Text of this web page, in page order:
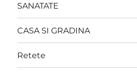
SANATATE
CASA SI GRADINA
Retete